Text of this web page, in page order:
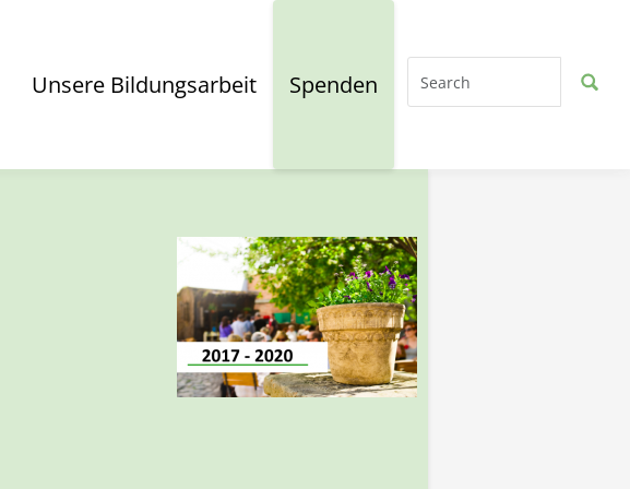
Unsere Bildungsarbeit Spenden